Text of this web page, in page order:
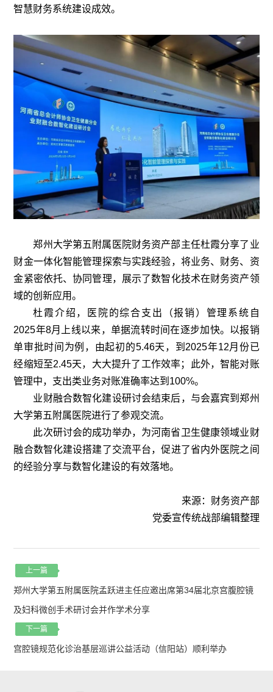
智慧财务系统建设成效。
郑州大学第五附属医院财务资产部主任杜霞分享了业
财金一体化智能管理探索与实践经验，将业务、财务、资
金紧密依托、协同管理，展示了数智化技术在财务资产领
域的创新应用。
杜霞介绍，医院的综合支出（报销）管理系统自
2025年8月上线以来，单据流转时间在逐步加快。以报销
单审批时间为例，由起初的5.46天，到2025年12月份已
经缩短至2.45天，大大提升了工作效率；此外，智能对账
管理中，支出类业务对账准确率达到100%。
业财融合数智化建设研讨会结束后，与会嘉宾到郑州
大学第五附属医院进行了参观交流。
此次研讨会的成功举办，为河南省卫生健康领域业财
融合数智化建设搭建了交流平台，促进了省内外医院之间
的经验分享与数智化建设的有效落地。
来源：财务资产部
党委宣传统战部编辑整理
上一篇
郑州大学第五附属医院孟跃进主任应邀出席第34届北京宫腹腔镜
及妇科微创手术研讨会并作学术分享
下一篇
宫腔镜规范化诊治基层巡讲公益活动（信阳站）顺利举办